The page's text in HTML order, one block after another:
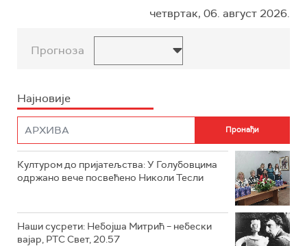
четвртак, 06. август 2026.
Прогноза
Најновије
Културом до пријатељства: У Голубовцима
одржано вече посвећено Николи Тесли
Наши сусрети: Небојша Митрић – небески
вајар, РТС Свет, 20.57